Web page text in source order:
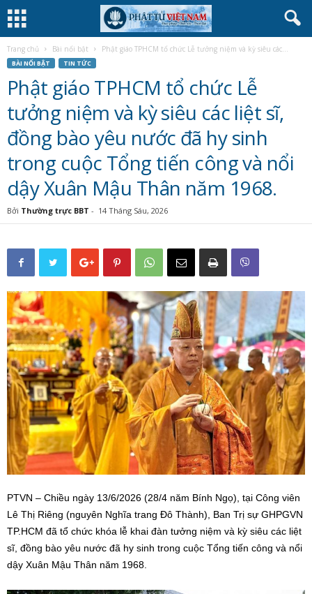
Trang chủ Bài nổi bật Phật giáo TPHCM tổ chức Lễ tưởng niệm và kỳ siêu các...
BÀI NỔI BẬT TIN TỨC
Phật giáo TPHCM tổ chức Lễ
tưởng niệm và kỳ siêu các liệt sĩ,
đồng bào yêu nước đã hy sinh
trong cuộc Tổng tiến công và nổi
dậy Xuân Mậu Thân năm 1968.
Bởi Thường trực BBT - 14 Tháng Sáu, 2026
PTVN – Chiều ngày 13/6/2026 (28/4 năm Bính Ngọ), tại Công viên
Lê Thị Riêng (nguyên Nghĩa trang Đô Thành), Ban Trị sự GHPGVN
TP.HCM đã tổ chức khóa lễ khai đàn tưởng niệm và kỳ siêu các liệt
sĩ, đồng bào yêu nước đã hy sinh trong cuộc Tổng tiến công và nổi
dậy Xuân Mậu Thân năm 1968.